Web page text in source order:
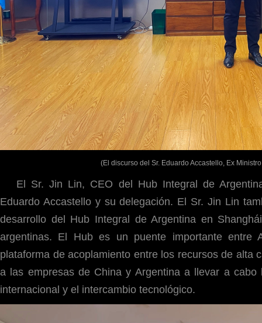
(El discurso del Sr. Eduardo Accastello, Ex
El Sr. Jin Lin, CEO del Hub Integral de
Eduardo Accastello y su delegación. El Sr. Jin Lin
desarrollo del Hub Integral de Argentina en
argentinas. El Hub es un puente importante entre
plataforma de acoplamiento entre los recursos de alta
a las empresas de China y Argentina a llevar a
internacional y el intercambio tecnológico.